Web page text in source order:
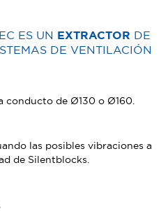
ES UN EXTRACTOR DE
DE VENTILACIÓN
conducto de Ø130 o Ø160.
las posibles vibraciones a
de Silentblocks.